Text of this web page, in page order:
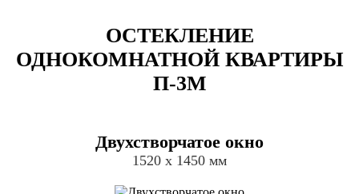
ОСТЕКЛЕНИЕ
ОДНОКОМНАТНОЙ КВАРТИРЫ
П-3М
Двухстворчатое окно
1520 х 1450 мм